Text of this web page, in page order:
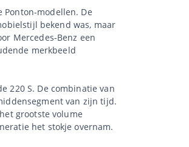
Ponton-modellen. De
bekend was, maar
Mercedes-Benz een
merkbeeld
220 S. De combinatie van
van zijn tijd.
grootste volume
het stokje overnam.